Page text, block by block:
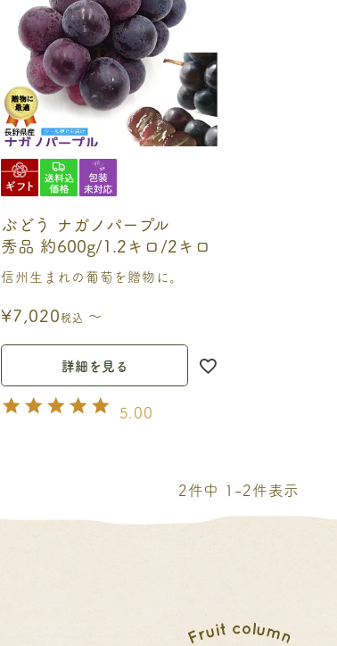
信州生まれの葡萄を贈物に。
ぶどう ナガノパープル
秀品 約600g/1.2キロ/2キロ
¥7,020税込 〜
詳細を見る
5.00
2件中 1 -2件表示